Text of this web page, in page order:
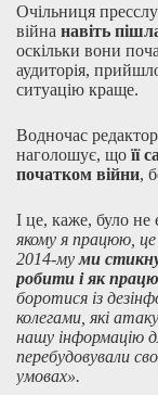
Очільниця
війна навіть
оскільки вони
аудиторія,
ситуацію краще.
Водночас
наголошує, що її
початком війни,
І це, каже, було
якому я працюю, це
2014-муми
робити і як
боротися із
колегами, які
нашу інформацію
перебудовували
умовах».